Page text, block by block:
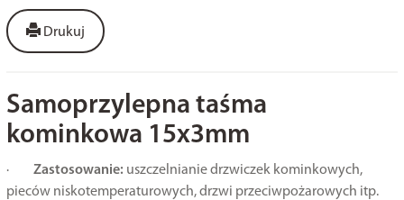
Drukuj
Samoprzylepna taśma
kominkowa 15x3mm
· Zastosowanie: uszczelnianie drzwiczek kominkowych,
pieców niskotemperaturowych, drzwi przeciwpożarowych itp.